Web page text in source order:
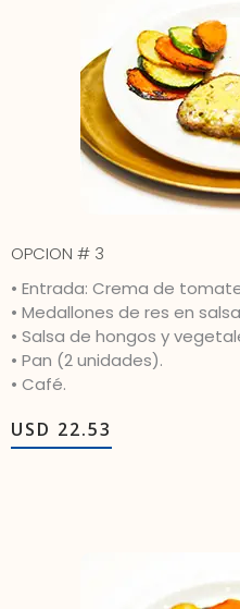
OPCION # 3
• Entrada: Crema de
• Medallones de res en
• Salsa de hongos y
• Pan (2 unidades).
• Café.
USD 22.53